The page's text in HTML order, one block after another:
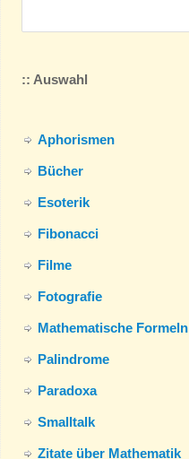
:: Auswahl
Aphorismen
Bücher
Esoterik
Fibonacci
Filme
Fotografie
Mathematische Formeln
Palindrome
Paradoxa
Smalltalk
Zitate über Mathematik